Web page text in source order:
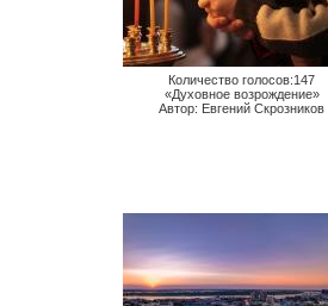
Количество голосов:147
«Духовное возрождение»
Автор: Евгений Скрозников